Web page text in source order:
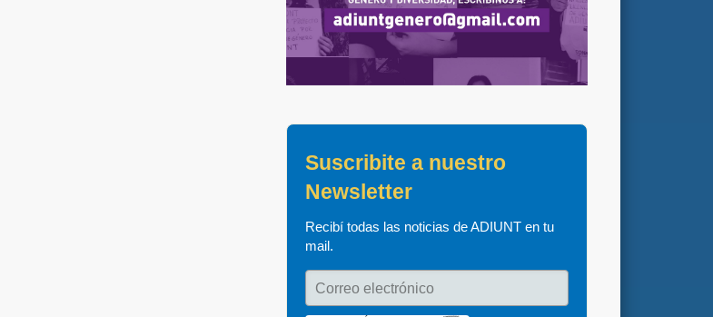
Suscribite a nuestro
Newsletter
Recibí todas las noticias de ADIUNT en tu
mail.
Correo electrónico